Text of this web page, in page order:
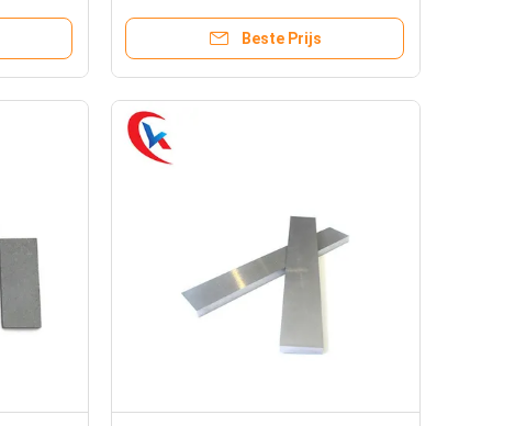
het de Plaatwolfram het
CarbidestrokenBeste Prijs